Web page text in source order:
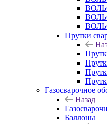
Прутки
Газосварочное
Назад
Баллоны